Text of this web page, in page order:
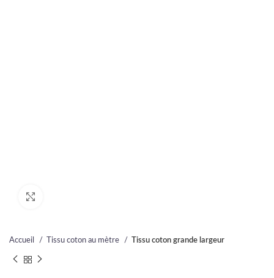
Accueil Tissu coton au mètre Tissu coton grande largeur